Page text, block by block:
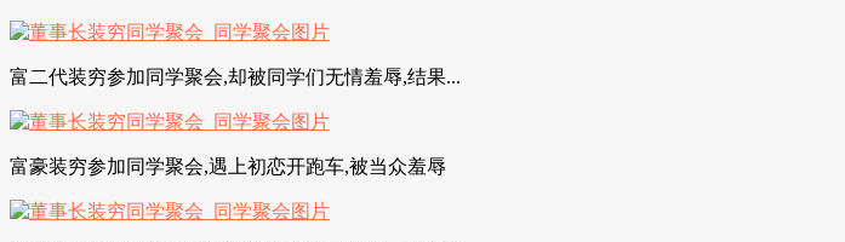
富二代装穷参加同学聚会,却被同学们无情羞辱,结果...
富豪装穷参加同学聚会,遇上初恋开跑车,被当众羞辱